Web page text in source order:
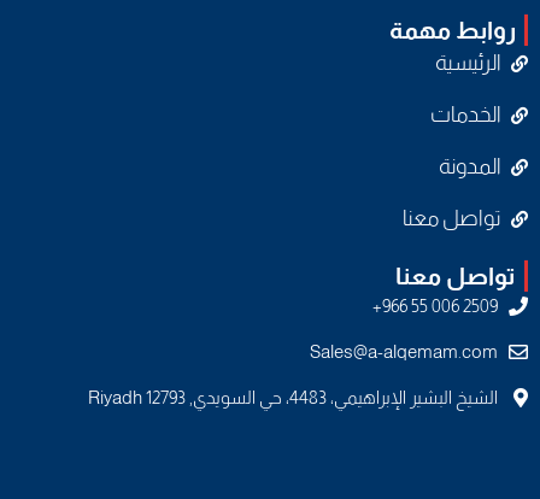
روابط مهمة
الرئيسية
الخدمات
المدونة
تواصل معنا
تواصل معنا
Sales@a-alqemam.com
الشيخ البشير الإبراهيمي، 4483، حي السويدي, Riyadh 12793